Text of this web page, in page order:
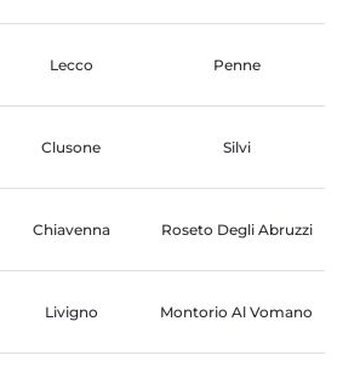
Lecco Penne
Clusone Silvi
Chiavenna Roseto Degli Abruzzi
Livigno Montorio Al Vomano